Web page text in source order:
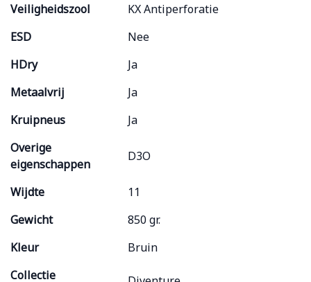
Veiligheidszool
KX Antiperforatie
ESD
Nee
HDry
Ja
Metaalvrij
Ja
Kruipneus
Ja
Overige
eigenschappen
D3O
Wijdte
11
Gewicht
850 gr.
Kleur
Bruin
Collectie